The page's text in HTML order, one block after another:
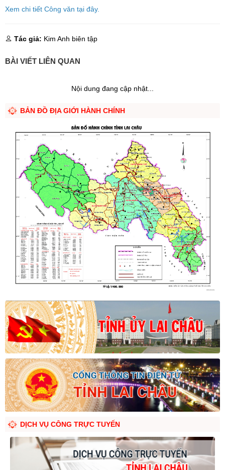
Xem chi tiết Công văn tại đây.
Tác giả: Kim Anh biên tập
BÀI VIẾT LIÊN QUAN
Nội dung đang cập nhật...
BẢN ĐỒ ĐỊA GIỚI HÀNH CHÍNH
DỊCH VỤ CÔNG TRỰC TUYẾN